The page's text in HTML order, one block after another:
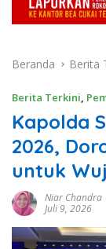
Beranda Berita
Berita Terkini,
Kapolda
2026,
untuk
Niar Chandra
Juli 9, 2026